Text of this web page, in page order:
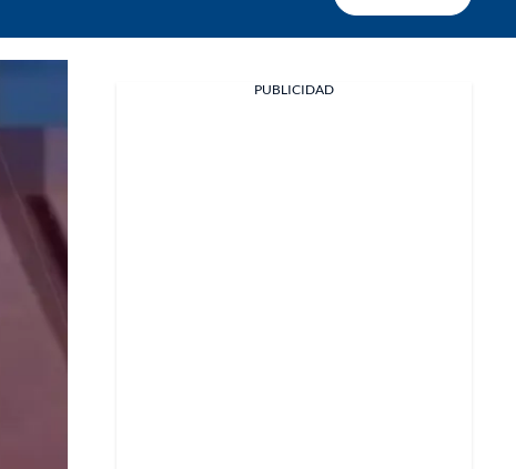
PUBLICIDAD